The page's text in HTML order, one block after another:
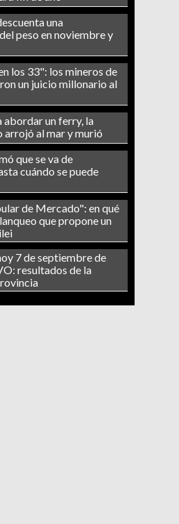
una
peso en noviembre y
los 33": los mineros de
un juicio millonario al
abordar un ferry, la
arrojó al mar y murió
que se va de
cuándo se puede
de Mercado": en qué
que propone un
7 de septiembre de
resultados de la